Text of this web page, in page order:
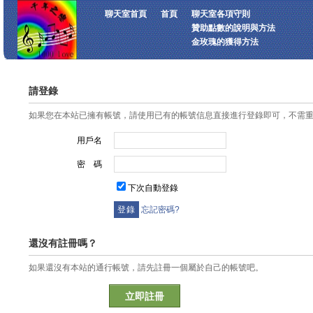
聊天室首頁 首頁
聊天室各項守則
贊助點數的說明與方法
金玫瑰的獲得方法
請登錄
如果您在本站已擁有帳號，請使用已有的帳號信息直接進行登錄即可，不需
用戶名
密 碼
下次自動登錄
忘記密碼?
還沒有註冊嗎？
如果還沒有本站的通行帳號，請先註冊一個屬於自己的帳號吧。
立即註冊